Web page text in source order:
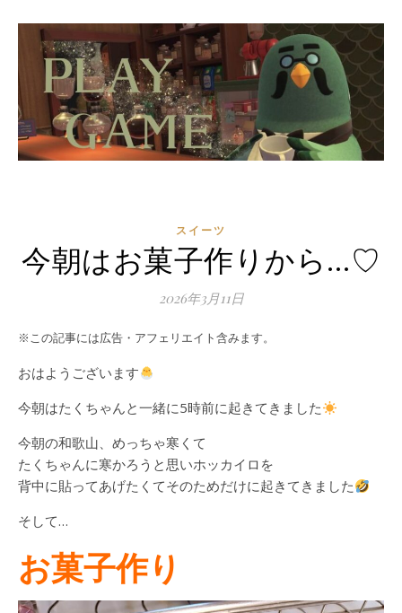
スイーツ
今朝はお菓子作りから…♡
2026年3月11日
※この記事には広告・アフェリエイト含みます。
おはようございます
今朝はたくちゃんと一緒に5時前に起きてきました
今朝の和歌山、めっちゃ寒くて
たくちゃんに寒かろうと思いホッカイロを
背中に貼ってあげたくてそのためだけに起きてきました
そして…
お菓子作り